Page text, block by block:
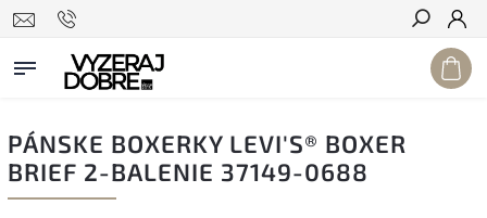
Hľadať
PÁNSKE BOXERKY LEVI'S® BOXER
BRIEF 2-BALENIE 37149-0688